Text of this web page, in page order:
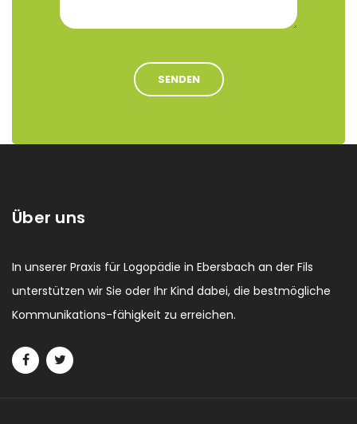
SENDEN
Über uns
In unserer Praxis für Logopädie in Ebersbach an der Fils
unterstützen wir Sie oder Ihr Kind dabei, die bestmögliche
Kommunikations-fähigkeit zu erreichen.